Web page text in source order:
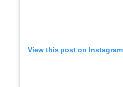
View this post on Instagram